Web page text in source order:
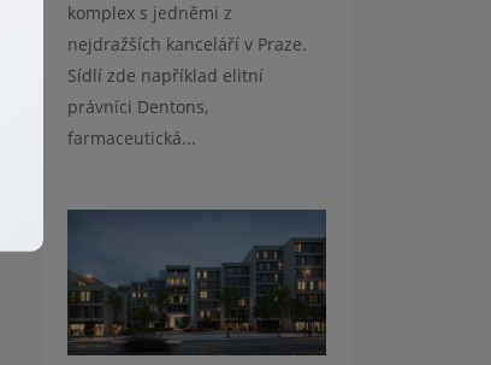
komplex s jedněmi z
nejdražších kanceláří v Praze.
Sídlí zde například elitní
právníci Dentons,
farmaceutická...